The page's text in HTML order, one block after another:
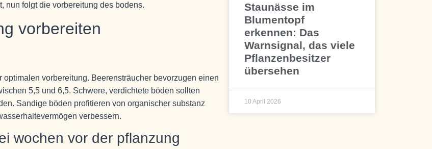
Staunässe im
Blumentopf
erkennen: Das
Warnsignal, das viele
Pflanzenbesitzer
übersehen
10 April 2026
nun folgt die vorbereitung des bodens.
vorbereiten
optimalen vorbereitung. Beerensträucher bevorzugen einen
5,5 und 6,5. Schwere, verdichtete böden sollten
Sandige böden profitieren von organischer substanz
verbessern.
wochen vor der pflanzung